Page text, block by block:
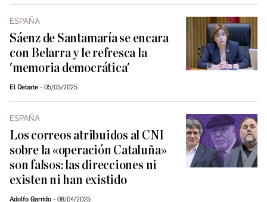
ESPAÑA
Sáenz de Santamaría se encara
con Belarra y le refresca la
'memoria democrática'
El Debate 05/05/2025
ESPAÑA
Los correos atribuidos al CNI
sobre la «operación Cataluña»
son falsos: las direcciones ni
existen ni han existido
Adolfo Garrido 08/04/2025